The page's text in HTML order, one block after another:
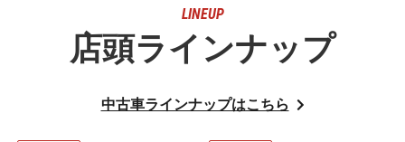
LINEUP
店頭ラインナップ
中古車ラインナップはこちら